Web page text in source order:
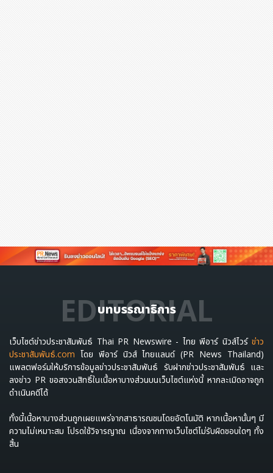
บทบรรณาธิการ
EDITORIAL
เว็บไซต์ข่าวประชาสัมพันธ์ Thai PR Newswire - ไทย พีอาร์ นิวส์ไวร์ ข่าว
ประชาสัมพันธ์.com โดย พีอาร์ นิวส์ ไทยแลนด์ (PR News Thailand)
แพลตฟอร์มให้บริการข้อมูลข่าวประชาสัมพันธ์ รับฝากข่าวประชาสัมพันธ์ และ
ลงข่าว PR ขอสงวนสิทธิ์ในเนื้อหาบางส่วนบนเว็บไซต์แห่งนี้ หากละเมิดอาจถูก
ดำเนินคดีได้
ทั้งนี้เนื้อหาบางส่วนถูกเผยแพร่จากสาธารณชนโดยอัตโนมัติ หากเนื้อหานั้นๆ มี
ความไม่เหมาะสม โปรดใช้วิจารญาณ เนื่องจากทางเว็บไซต์ไม่รับผิดชอบใดๆ ทั้ง
สิ้น